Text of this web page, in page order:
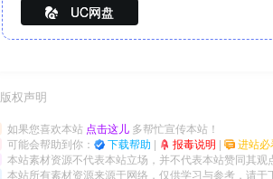
UC网盘
版权声明
如果您喜欢本站 点击这儿 多帮忙宣传本站！
可能会帮助到你： 下载帮助 | 报毒说明 | 进站必
本站素材资源不代表本站立场，并不代表本站赞同其观
本站所有素材资源来源于网络，仅供学习与参考，请于